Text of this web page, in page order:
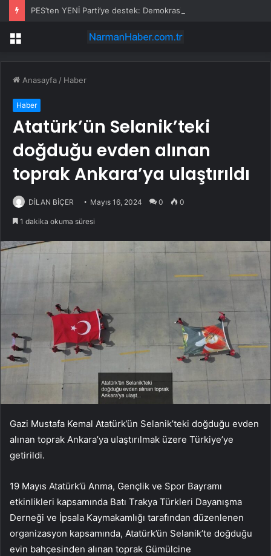
PES’ten YENİ Parti’ye destek: Demokrasi yasaklanamaz
Menü
Anasayfa / Haber
Haber
Atatürk’ün Selanik’teki
doğduğu evden alınan
toprak Ankara’ya ulaştırıldı
DİLAN BİÇER Mayıs 16, 2024 0 0
1 dakika okuma süresi
Gazi Mustafa Kemal Atatürk’ün Selanik’teki doğduğu evden
alınan toprak Ankara’ya ulaştırılmak üzere Türkiye’ye
getirildi.
19 Mayıs Atatürk’ü Anma, Gençlik ve Spor Bayramı
etkinlikleri kapsamında Batı Trakya Türkleri Dayanışma
Derneği ve İpsala Kaymakamlığı tarafından düzenlenen
organizasyon kapsamında, Atatürk’ün Selanik’te doğduğu
evin bahçesinden alınan toprak Gümülcine